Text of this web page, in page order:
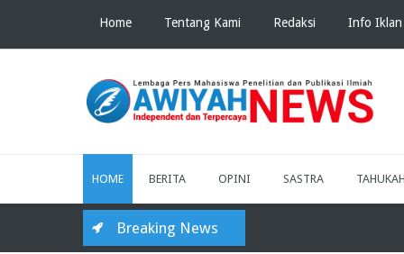
Home Tentang Kami Redaksi Info Iklan
HOME BERITA OPINI SASTRA
Breaking News